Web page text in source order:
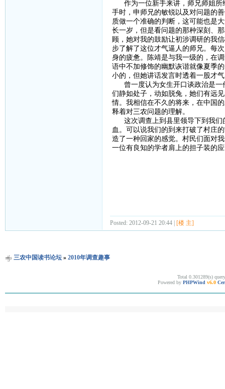
作为一位新手来讲，师兄师姐所
手时，申师兄的敏锐以及对问题的
质做一个准确的判断，这可能也是
长一岁，但是看问题的那种深刻、
顾，她对我的鼓励让初涉调研的我
步了解了这位才气逼人的师兄。每
身的疲惫。陈靖是与我一级的，在
语中不加修饰的幽默诙谐就像夏季
小的，但她讲话发言时透着一股才
曾一度认为女生开口谈政治是一
们静如处子，动如脱兔，她们有远
情。我相信在不久的将来，在中国
释着对三农问题的理解。
这次调查上到县里领导下到我们
血。可以说我们的到来打破了村庄
造了一种回家的感觉。村民们面对
一位有良知的学者肩上的担子装的
Posted: 2012-09-21 20:44 | [楼 主]
三农中国读书论坛» 2010年调查趣事
Total 0.301289(s)
Powered by PHPWind v6.0